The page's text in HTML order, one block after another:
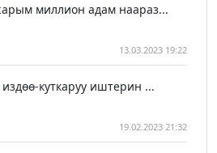
миллион адам наараз...
13.03.2023 19:22
куткаруу иштерин ...
19.02.2023 21:32